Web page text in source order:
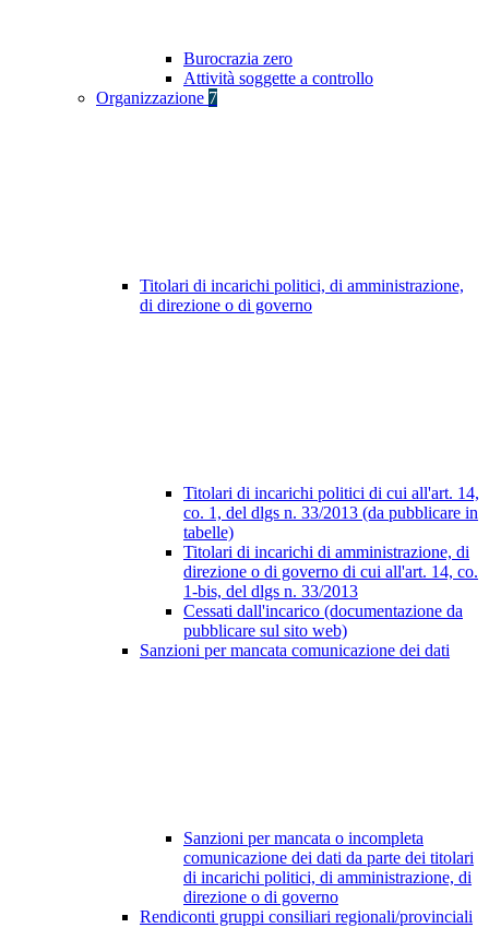
Burocrazia zero
Attività soggette a controllo
Organizzazione 7
Titolari di incarichi politici, di amministrazione,
di direzione o di governo
Titolari di incarichi politici di cui all'art. 14,
co. 1, del dlgs n. 33/2013 (da pubblicare in
tabelle)
Titolari di incarichi di amministrazione, di
direzione o di governo di cui all'art. 14, co.
1-bis, del dlgs n. 33/2013
Cessati dall'incarico (documentazione da
pubblicare sul sito web)
Sanzioni per mancata comunicazione dei dati
Sanzioni per mancata o incompleta
comunicazione dei dati da parte dei titolari
di incarichi politici, di amministrazione, di
direzione o di governo
Rendiconti gruppi consiliari regionali/provinciali